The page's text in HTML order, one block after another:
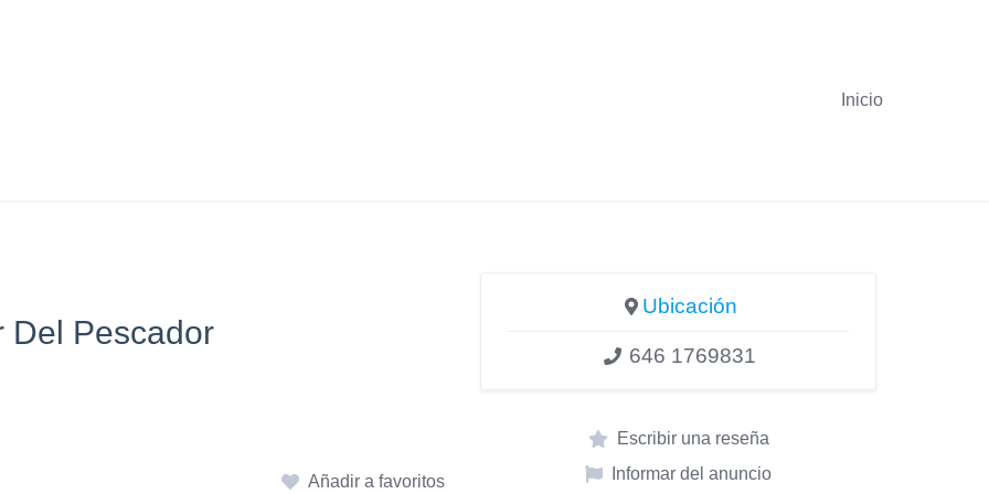
Inicio
Del Pescador
Añadir a favoritos
Ubicación
646 1769831
Escribir una reseña
Informar del anuncio